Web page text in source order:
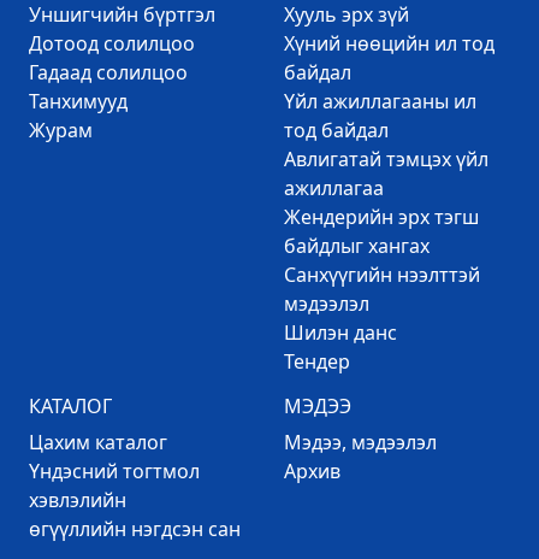
Уншигчийн бүртгэл
Дотоод солилцоо
Гадаад солилцоо
Танхимууд
Журам
Хууль эрх зүй
Хүний нөөцийн ил тод
байдал
Үйл ажиллагааны ил
тод байдал
Авлигатай тэмцэх үйл
ажиллагаа
Жендерийн эрх тэгш
байдлыг хангах
Санхүүгийн нээлттэй
мэдээлэл
Шилэн данс
Тендер
КАТАЛОГ
Цахим каталог
Үндэсний тогтмол
хэвлэлийн
өгүүллийн нэгдсэн сан
МЭДЭЭ
Mэдээ, мэдээлэл
Архив